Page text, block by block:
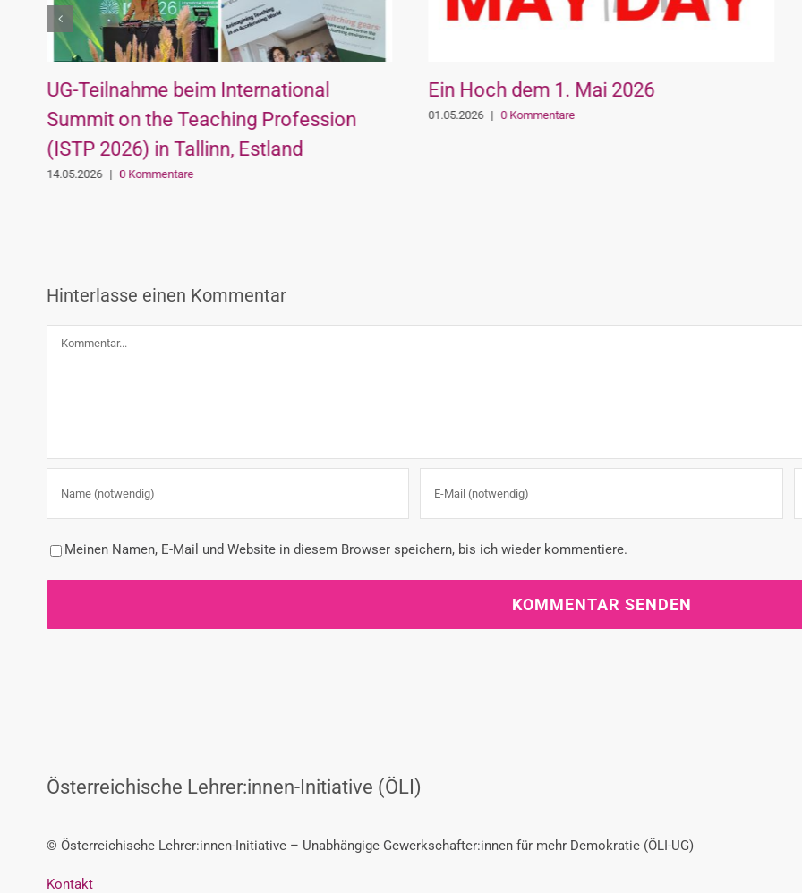
UG-Teilnahme beim International
Summit on the Teaching Profession
(ISTP 2026) in Tallinn, Estland
14.05.2026 | 0 Kommentare
Ein Hoch dem 1. Mai 2026
01.05.2026 | 0 Kommentare
Hinterlasse einen Kommentar
Kommentar
Meinen Namen, E-Mail und Website in diesem Browser speichern, bis ich wieder kommentiere.
Österreichische Lehrer:innen-Initiative (ÖLI)
© Österreichische Lehrer:innen-Initiative – Unabhängige Gewerkschafter:innen für mehr Demokratie (ÖLI-UG)
Kontakt